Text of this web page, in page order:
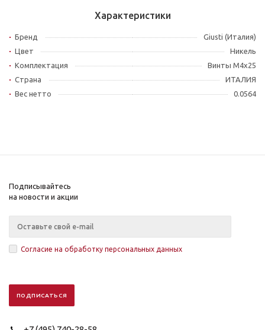
Характеристики
Бренд
Giusti (Италия)
Цвет
Никель
Комплектация
Винты M4x25
Страна
ИТАЛИЯ
Вес нетто
0.0564
Подписывайтесь
на новости и акции
Согласие на обработку персональных данных